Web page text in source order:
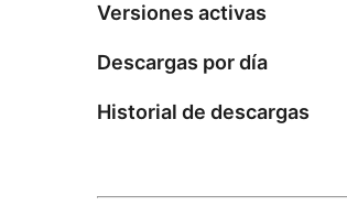
Versiones activas
Descargas por día
Historial de descargas